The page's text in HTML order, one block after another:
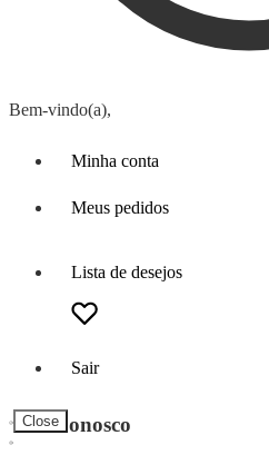
Bem-vindo(a),
Minha conta
Meus pedidos
Lista de desejos
Sair
Close
Fale Conosco